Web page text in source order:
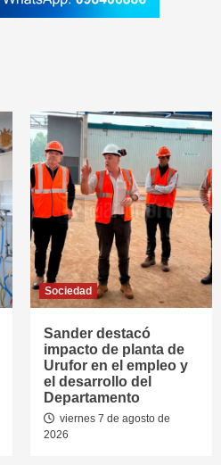
Sociedad
Sander destacó
impacto de planta de
Urufor en el empleo y
el desarrollo del
Departamento
viernes 7 de agosto de
2026